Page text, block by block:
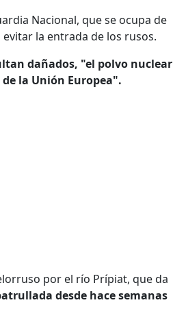
Nacional, que se ocupa de
la entrada de los rusos.
dañados, "el polvo nuclear
la Unión Europea".
por el río Prípiat, que da
desde hace semanas